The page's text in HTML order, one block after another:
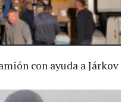
con ayuda a Járkov